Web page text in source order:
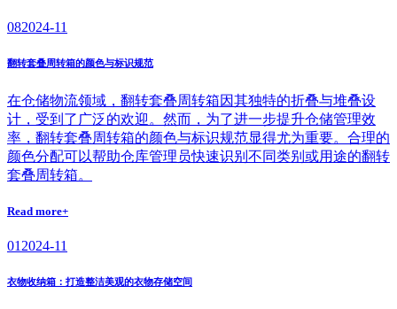
082024-11
翻转套叠周转箱的颜色与标识规范
在仓储物流领域，翻转套叠周转箱因其独特的折叠与堆叠设
计，受到了广泛的欢迎。然而，为了进一步提升仓储管理效
率，翻转套叠周转箱的颜色与标识规范显得尤为重要。合理的
颜色分配可以帮助仓库管理员快速识别不同类别或用途的翻转
套叠周转箱。
Read more+
012024-11
衣物收纳箱：打造整洁美观的衣物存储空间